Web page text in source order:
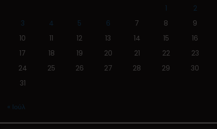
1
2
3
4 5 6 7 8
9
10
11 12 13 14 15
16
17
18 19 20 21 22
23
24
25 26 27 28 29
30
31
« Ιούλ